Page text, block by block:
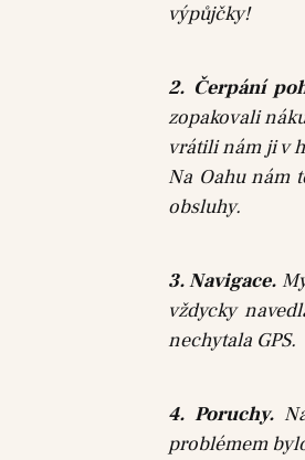
výpůjčky!
2. Čerpání
zopakovali
vrátili nám ji v
Na Oahu nám
obsluhy.
3. Navigace.
vždycky
nechytala GPS.
4. Poruchy.
problémem